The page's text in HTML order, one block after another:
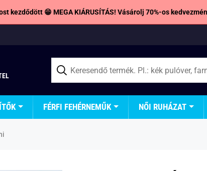
kezdődött 😁 MEGA KIÁRUSÍTÁS! Vásárolj 70%-os
FÉRFI FEHÉRNEMŰK NŐI RUHÁZAT